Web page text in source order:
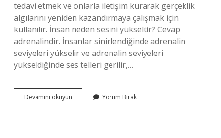
tedavi etmek ve onlarla iletişim kurarak gerçeklik
algılarını yeniden kazandırmaya çalışmak için
kullanılır. İnsan neden sesini yükseltir? Cevap
adrenalindir. İnsanlar sinirlendiğinde adrenalin
seviyeleri yükselir ve adrenalin seviyeleri
yükseldiğinde ses telleri gerilir,…
Devamını okuyun
Sesle
Yorum Bırak